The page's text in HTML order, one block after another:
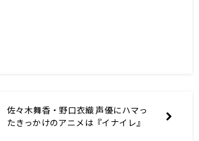
佐々木舞香・野口衣織 声優にハマっ
たきっかけのアニメは『イナイレ』